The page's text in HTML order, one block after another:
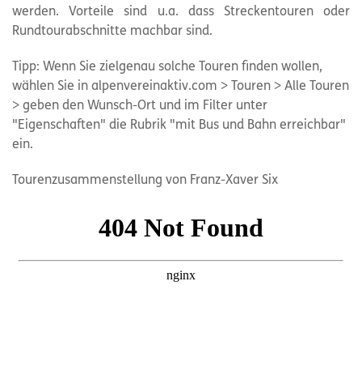
werden. Vorteile sind u.a. dass Streckentouren oder
Rundtourabschnitte machbar sind.
Tipp: Wenn Sie zielgenau solche Touren finden wollen,
wählen Sie in alpenvereinaktiv.com > Touren > Alle Touren
> geben den Wunsch-Ort und im Filter unter
"Eigenschaften" die Rubrik "mit Bus und Bahn erreichbar"
ein.
Tourenzusammenstellung von Franz-Xaver Six